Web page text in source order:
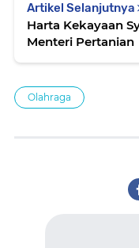
Artikel Selanjutnya
Harta Kekayaan
Menteri Pertanian
Olahraga